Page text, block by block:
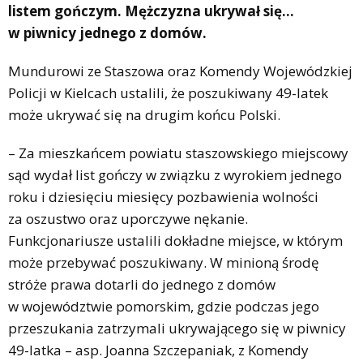
listem gończym. Mężczyzna ukrywał się…
w piwnicy jednego z domów.
Mundurowi ze Staszowa oraz Komendy Wojewódzkiej
Policji w Kielcach ustalili, że poszukiwany 49-latek
może ukrywać się na drugim końcu Polski.
– Za mieszkańcem powiatu staszowskiego miejscowy
sąd wydał list gończy w związku z wyrokiem jednego
roku i dziesięciu miesięcy pozbawienia wolności
za oszustwo oraz uporczywe nękanie.
Funkcjonariusze ustalili dokładne miejsce, w którym
może przebywać poszukiwany. W minioną środę
stróże prawa dotarli do jednego z domów
w województwie pomorskim, gdzie podczas jego
przeszukania zatrzymali ukrywającego się w piwnicy
49-latka – asp. Joanna Szczepaniak, z Komendy